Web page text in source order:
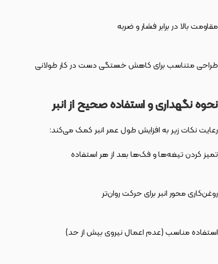
مقاومت بالا در برابر فشار و ضربه
طراحی متناسب برای کاهش خستگی دست در کار طولانی
نحوه نگهداری و استفاده صحیح از انبر
رعایت نکات زیر به افزایش طول عمر انبر کمک می‌کند:
تمیز کردن تیغه‌ها و فک‌ها بعد از هر استفاده
روغن‌کاری محور انبر برای حرکت روان‌تر
استفاده مناسب (عدم اعمال نیروی بیش از حد)